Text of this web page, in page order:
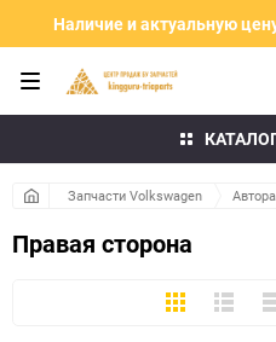
Наличие и актуальную
Запчасти Volkswagen
Правая сторона
Плитка